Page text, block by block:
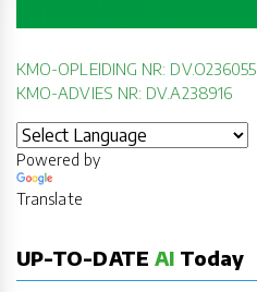
KMO-OPLEIDING NR: DV.O236055
KMO-ADVIES NR: DV.A238916
Powered by
Translate
UP-TO-DATE AI Today